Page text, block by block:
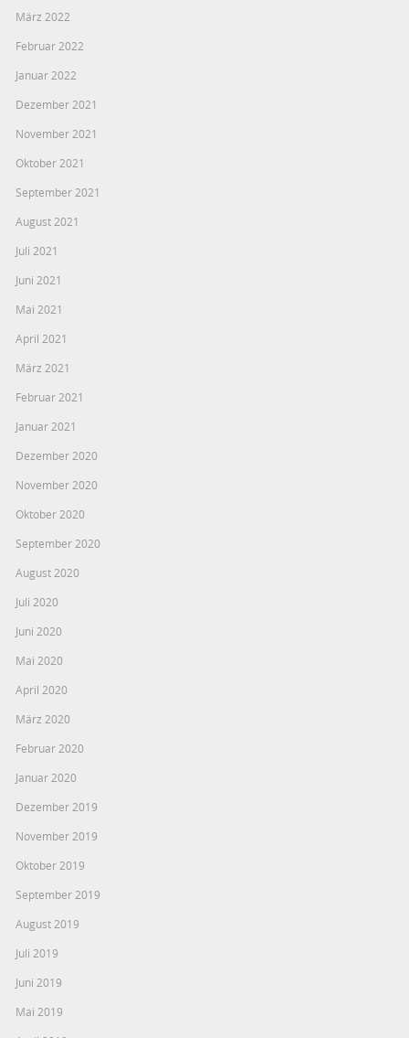
März 2022
Februar 2022
Januar 2022
Dezember 2021
November 2021
Oktober 2021
September 2021
August 2021
Juli 2021
Juni 2021
Mai 2021
April 2021
März 2021
Februar 2021
Januar 2021
Dezember 2020
November 2020
Oktober 2020
September 2020
August 2020
Juli 2020
Juni 2020
Mai 2020
April 2020
März 2020
Februar 2020
Januar 2020
Dezember 2019
November 2019
Oktober 2019
September 2019
August 2019
Juli 2019
Juni 2019
Mai 2019